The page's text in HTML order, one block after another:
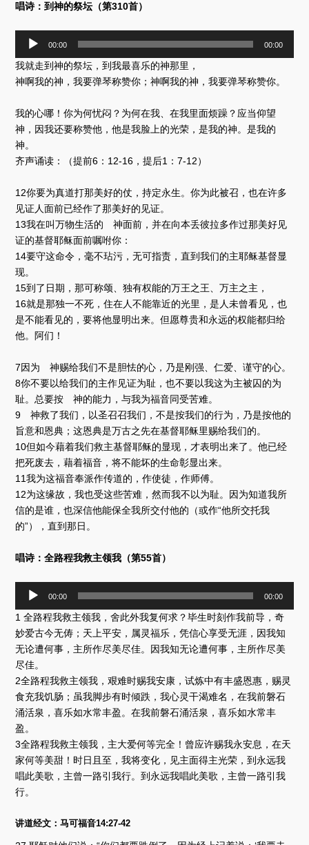
唱诗：到神的祭坛（第310首）
播
放
00:00 00:00
我就走到神的祭坛，到我最喜乐的神那里，
神啊我的神，我要弹琴称赞你；神啊我的神，我要弹琴称赞你。
我的心哪！你为何忧闷？为何在我、在我里面烦躁？应当仰望
神，因我还要称赞他，他是我脸上的光荣，是我的神。是我的
神。
齐声诵读：（提前6：12-16，提后1：7-12）
12你要为真道打那美好的仗，持定永生。你为此被召，也在许多
见证人面前已经作了那美好的见证。
13我在叫万物生活的 神面前，并在向本丢彼拉多作过那美好见
证的基督耶稣面前嘱咐你：
14要守这命令，毫不玷污，无可指责，直到我们的主耶稣基督显
现。
15到了日期，那可称颂、独有权能的万王之王、万主之主，
16就是那独一不死，住在人不能靠近的光里，是人未曾看见，也
是不能看见的，要将他显明出来。但愿尊贵和永远的权能都归给
他。阿们！
7因为 神赐给我们不是胆怯的心，乃是刚强、仁爱、谨守的心。
8你不要以给我们的主作见证为耻，也不要以我这为主被囚的为
耻。总要按 神的能力，与我为福音同受苦难。
9 神救了我们，以圣召召我们，不是按我们的行为，乃是按他的
旨意和恩典；这恩典是万古之先在基督耶稣里赐给我们的。
10但如今藉着我们救主基督耶稣的显现，才表明出来了。他已经
把死废去，藉着福音，将不能坏的生命彰显出来。
11我为这福音奉派作传道的，作使徒，作师傅。
12为这缘故，我也受这些苦难，然而我不以为耻。因为知道我所
信的是谁，也深信他能保全我所交付他的（或作“他所交托我
的”），直到那日。
唱诗：全路程我救主领我（第55首）
播
放
器
00:00 00:00
1 全路程我救主领我，舍此外我复何求？毕生时刻作我前导，奇
妙爱古今无俦；天上平安，属灵福乐，凭信心享受无涯，因我知
无论遭何事，主所作尽美尽佳。因我知无论遭何事，主所作尽美
尽佳。
2全路程我救主领我，艰难时赐我安康，试炼中有丰盛恩惠，赐灵
食充我饥肠；虽我脚步有时倾跌，我心灵干渴难名，在我前磐石
涌活泉，喜乐如水常丰盈。在我前磐石涌活泉，喜乐如水常丰
盈。
3全路程我救主领我，主大爱何等完全！曾应许赐我永安息，在天
家何等美甜！时日且至，我将变化，见主面得主光荣，到永远我
唱此美歌，主曾一路引我行。到永远我唱此美歌，主曾一路引我
行。
讲道经文：马可福音14:27-42